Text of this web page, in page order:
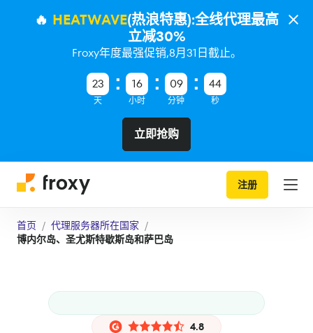
🔥 HEATWAVE(热浪特惠):全线代理最高
立减30%
Froxy年度最强促销,8月31日截止。
23
天
16
小时
09
分钟
43
秒
立即抢购
注册
首页
代理服务器所在国家
博内尔岛、圣尤斯特歇斯岛和萨巴岛
4.8